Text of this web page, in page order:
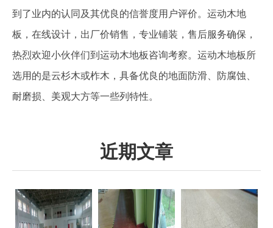
到了业内的认同及其优良的信誉度用户评价。运动木地
板，在线设计，出厂价销售，专业铺装，售后服务确保，
热烈欢迎小伙伴们到运动木地板咨询考察。运动木地板所
选用的是云杉木或柞木，具备优良的地面防滑、防腐蚀、
耐磨损、美观大方等一些列特性。
近期文章